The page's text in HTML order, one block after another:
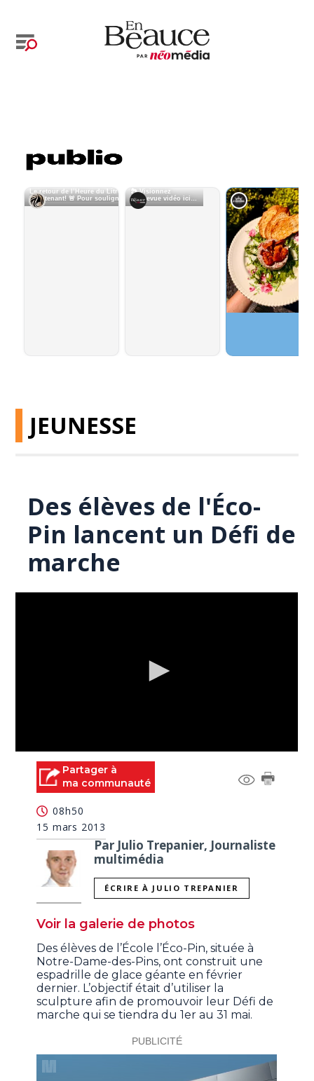
JEUNESSE
Des élèves de l'Éco-
Pin lancent un Défi de
marche
seconds Partager à
ma communauté
08h50
15 mars 2013
Par Julio Trepanier, Journaliste
multimédia
ÉCRIRE À JULIO TREPANIER
Voir la galerie de photos
Des élèves de l’École l’Éco-Pin, située à
Notre-Dame-des-Pins, ont construit une
espadrille de glace géante en février
dernier. L’objectif était d’utiliser la
sculpture afin de promouvoir leur Défi de
marche qui se tiendra du 1er au 31 mai.